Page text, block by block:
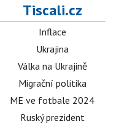
Tiscali.cz
Inflace
Ukrajina
Válka na Ukrajině
Migrační politika
ME ve fotbale 2024
Ruský prezident